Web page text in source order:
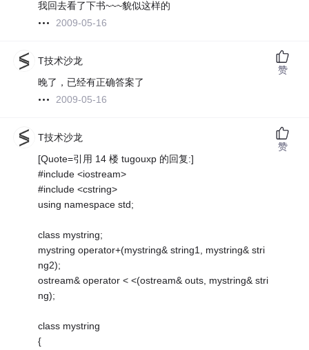
我回去看了下书~~~貌似这样的
2009-05-16
T技术沙龙
晚了，已经有正确答案了
2009-05-16
赞
T技术沙龙
[Quote=引用 14 楼 tugouxp 的回复:]
#include <iostream>
#include <cstring>
using namespace std;
class mystring;
mystring operator+(mystring& string1, mystring& stri
ng2);
ostream& operator < <(ostream& outs, mystring& stri
ng);
class mystring
{
赞